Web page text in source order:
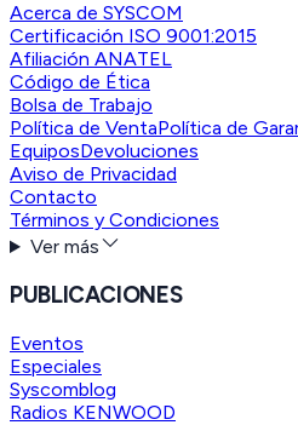
Acerca de SYSCOM
Certificación ISO 9001:2015
Afiliación ANATEL
Código de Ética
Bolsa de Trabajo
Política de VentaPolítica de
EquiposDevoluciones
Aviso de Privacidad
Contacto
Términos y Condiciones
Ver más
PUBLICACIONES
Eventos
Especiales
Syscomblog
Radios KENWOOD